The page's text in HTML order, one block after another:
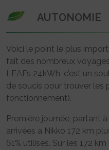
AUTONOMIE
Voici le point le plus
fait des nombreux
LEAFs 24kWh, c’est un
de soucis pour trouver les
fonctionnement).
Première journée, partant
arrivées a Nikko 172 km
61% utilisés. Sur les 172